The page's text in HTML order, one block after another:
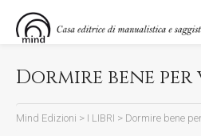
Dormire bene
Mind Edizioni > I LIBRI > Dormire bene